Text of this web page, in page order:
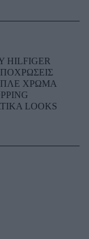
HILFIGER
ΧΡΩΜΑ
LOOKS